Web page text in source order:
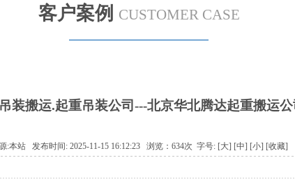
客户案例 CUSTOMER CASE
装搬运.起重吊装公司---北京华北腾达起重搬运
:本站 发布时间: 2025-11-15 16:12:23 浏览：634次 字号: [大] [中] [小] [收藏]